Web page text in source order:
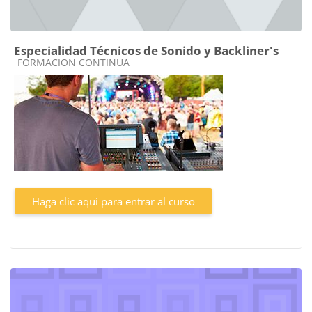
Especialidad Técnicos de Sonido y Backliner's
Categoría de cursos
FORMACION CONTINUA
Haga clic aquí para entrar al curso